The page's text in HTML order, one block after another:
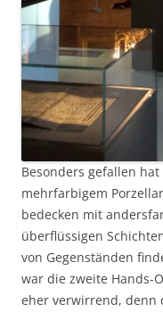
Besonders gefallen
mehrfarbigem
bedecken mit
überflüssigen
von Gegenständen
war die zweite Hands-
eher verwirrend, denn